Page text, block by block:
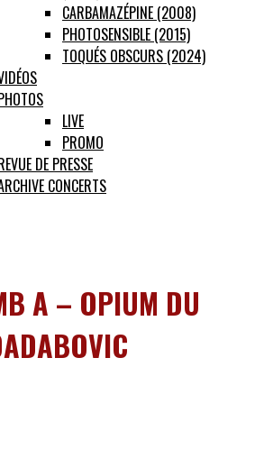
CARBAMAZÉPINE (2008)
PHOTOSENSIBLE (2015)
TOQUÉS OBSCURS (2024)
LIVE
PROMO
DE PRESSE
CONCERTS
A – OPIUM DU